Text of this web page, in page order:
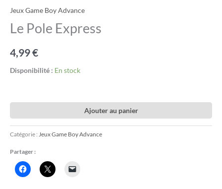
Jeux Game Boy Advance
Le Pole Express
4,99€
Disponibilité : En stock
Ajouter au panier
Catégorie : Jeux Game Boy Advance
Partager :